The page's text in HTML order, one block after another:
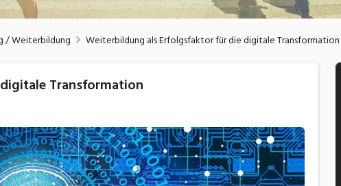
Arbeit
Ausbildung / Weiterbildung
/ Weiterbildung Weiterbildung als Erfolgsfaktor für die digitale Transformation
Transformation